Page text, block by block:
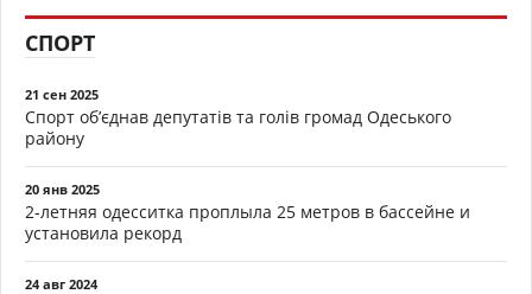
СПОРТ
21 сен 2025
Спорт об’єднав депутатів та голів громад Одеського
району
20 янв 2025
2-летняя одесситка проплыла 25 метров в бассейне и
установила рекорд
24 авг 2024